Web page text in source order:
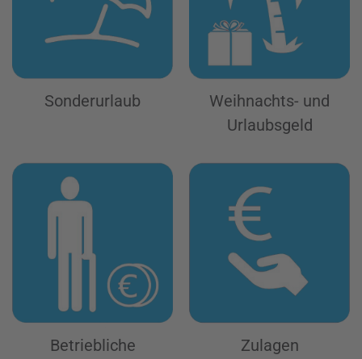
Sonderurlaub
Weihnachts- und
Urlaubsgeld
Betriebliche
Zulagen